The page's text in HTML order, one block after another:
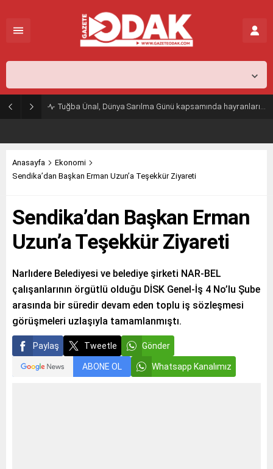
Tuğba Ünal, Dünya Sarılma Günü kapsamında hayranlarıyla buluştu
Anasayfa
Ekonomi
Sendika’dan Başkan Erman Uzun’a Teşekkür Ziyareti
Sendika’dan Başkan Erman
Uzun’a Teşekkür Ziyareti
Narlıdere Belediyesi ve belediye şirketi NAR-BEL
çalışanlarının örgütlü olduğu DİSK Genel-İş 4 No’lu Şube
arasında bir süredir devam eden toplu iş sözleşmesi
görüşmeleri uzlaşıyla tamamlanmıştı.
Paylaş Tweetle Gönder
ABONE OL Whatsapp Kanalımız